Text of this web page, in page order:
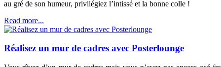
au gré de son humeur, privilégiez l’intissé et la bonne colle !
Read more...
Réalisez un mur de cadres avec Posterlounge